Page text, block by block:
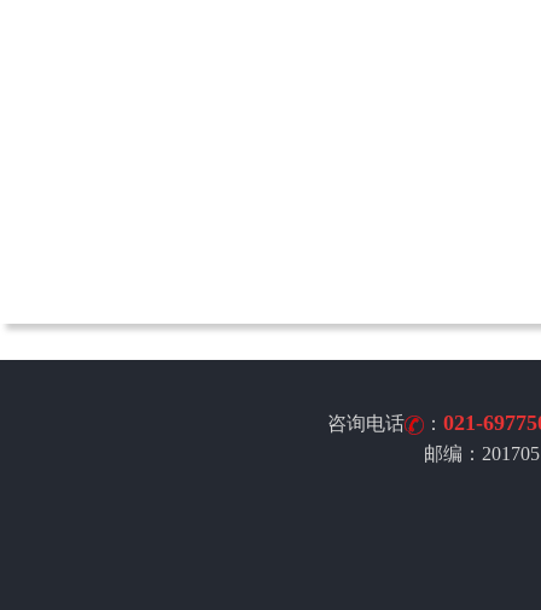
咨询电话 ： 021-
邮编：